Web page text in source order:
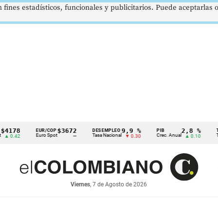
EUR/COP
Euro Spot
$3672
—
DESEMPLEO
Tasa Nacional
9,9 %
▼ 0.30
PIB
Crec. Anual
2,8 %
▲ 0.10
TRM
Tasa
Viernes, 7 de Agosto de 2026
estadísticos, funcionales y publicitarios. Puede aceptarlas